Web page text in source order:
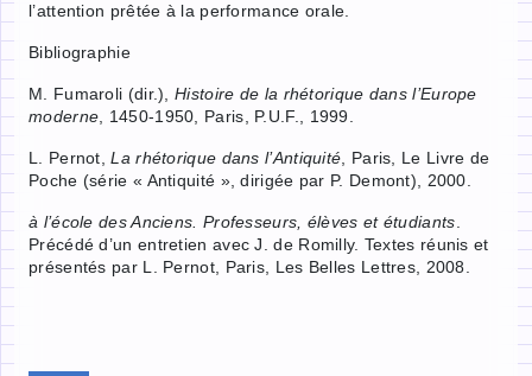
l’attention prêtée à la performance orale.
Bibliographie
M. Fumaroli (dir.), Histoire de la rhétorique dans l’Europe
moderne , 1450-1950, Paris, P.U.F., 1999.
L. Pernot,La rhétorique dans l’Antiquité , Paris, Le Livre de
Poche (série « Antiquité », dirigée par P. Demont), 2000.
à l’école des Anciens. Professeurs, élèves et étudiants
Précédé d’un entretien avec J. de Romilly. Textes réunis et
présentés par L. Pernot, Paris, Les Belles Lettres, 2008.